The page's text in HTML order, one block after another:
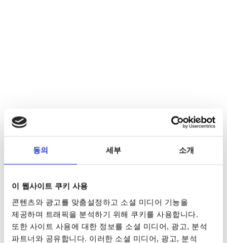
동의 세부 소개
이 웹사이트 쿠키 사용
콘텐츠와 광고를 맞춤설정하고 소셜 미디어 기능을
제공하며 트래픽을 분석하기 위해 쿠키를 사용합니다.
또한 사이트 사용에 대한 정보를 소셜 미디어, 광고, 분석
파트너와 공유합니다. 이러한 소셜 미디어, 광고, 분석